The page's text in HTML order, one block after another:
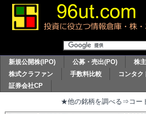
新規公開株(IPO) 公募・売出(PO) 株
株式クラファン
手数料比較 コンタク
証券会社CP
★他の銘柄を調べる⇒コー